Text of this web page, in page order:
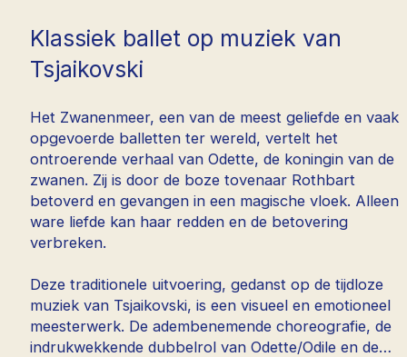
Klassiek ballet op muziek van
Tsjaikovski
Het Zwanenmeer, een van de meest geliefde en vaak
opgevoerde balletten ter wereld, vertelt het
ontroerende verhaal van Odette, de koningin van de
zwanen. Zij is door de boze tovenaar Rothbart
betoverd en gevangen in een magische vloek. Alleen
ware liefde kan haar redden en de betovering
verbreken.
Deze traditionele uitvoering, gedanst op de tijdloze
muziek van Tsjaikovski, is een visueel en emotioneel
meesterwerk. De adembenemende choreografie, de
indrukwekkende dubbelrol van Odette/Odile en de